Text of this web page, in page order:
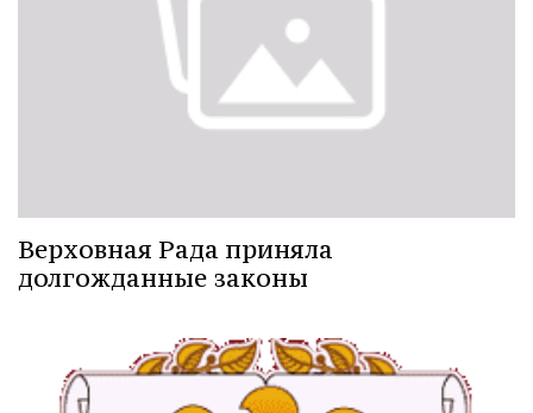
Верховная Рада приняла
долгожданные законы